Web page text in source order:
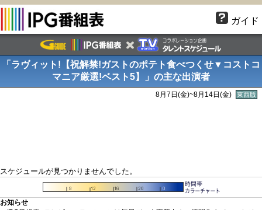
ガイド
「ラヴィット!【祝解禁!ガストのポテト食べつくせ▼コストコ
マニア厳選!ベスト5】」の主な出演者
8月7日(金)~8月14日(金) 東西版
スケジュールが見つかりませんでした。
お知らせ